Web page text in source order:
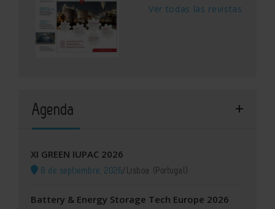
Ver todas las revistas
Agenda
XI GREEN IUPAC 2026
8 de septiembre, 2026/Lisboa (Portugal)
Battery & Energy Storage Tech Europe 2026